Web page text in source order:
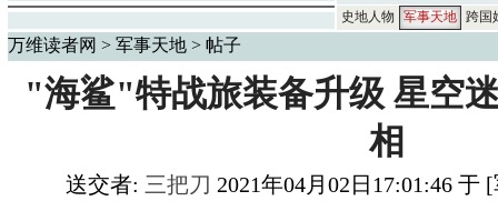
史地人物
军事天地 跨国
万维读者网 > 军事天地 > 帖子
"海鲨"特战旅装备升级 星空
相
送交者: 三把刀 2021年04月02日17:01:46 于